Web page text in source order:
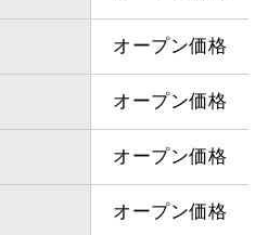
法の対応は弊社にご確認
ください。
オープン価格
オープン価格
オープン価格
オープン価格